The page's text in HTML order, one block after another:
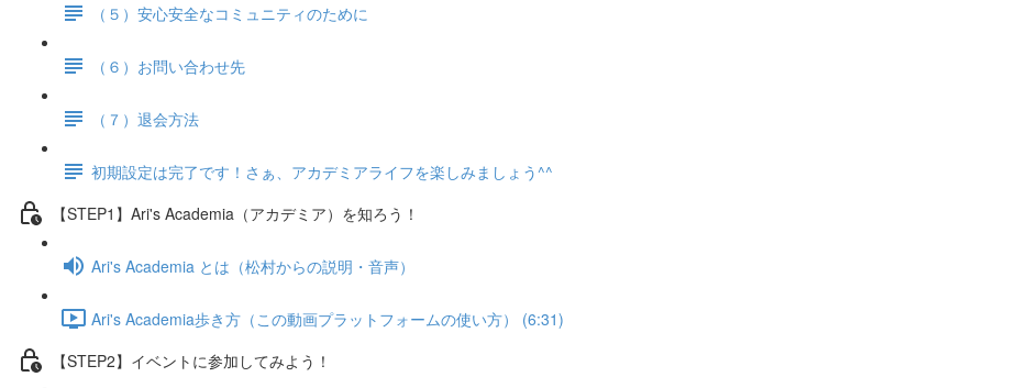
（５）安心安全なコミュニティのために
（６）お問い合わせ先
（７）退会方法
初期設定は完了です！さぁ、アカデミアライフを楽しみましょう^^
【STEP1】Ari's Academia（アカデミア）を知ろう！
Ari's Academia とは（松村からの説明・音声）
Ari's Academia歩き方（この動画プラットフォームの使い方） (6:31)
【STEP2】イベントに参加してみよう！